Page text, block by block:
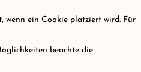
wenn ein Cookie platziert wird. Für
beachte die